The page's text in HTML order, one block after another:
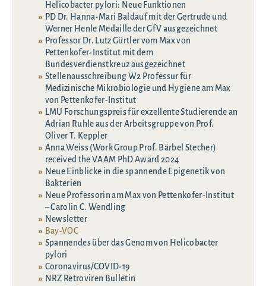
Helicobacter pylori: Neue Funktionen
PD Dr. Hanna-Mari Baldauf mit der Gertrude und
Werner Henle Medaille der GfV ausgezeichnet
Professor Dr. Lutz Gürtler vom Max von
Pettenkofer-Institut mit dem
Bundesverdienstkreuz ausgezeichnet
Stellenausschreibung W2 Professur für
Medizinische Mikrobiologie und Hygiene am Max
von Pettenkofer-Institut
LMU Forschungspreis für exzellente Studierende an
Adrian Ruhle aus der Arbeitsgruppe von Prof.
Oliver T. Keppler
Anna Weiss (Work Group Prof. Bärbel Stecher)
received the VAAM PhD Award 2024
Neue Einblicke in die spannende Epigenetik von
Bakterien
Neue Professorin am Max von Pettenkofer-Institut
– Carolin C. Wendling
Newsletter
Bay-VOC
Spannendes über das Genom von Helicobacter
pylori
Coronavirus/COVID-19
NRZ Retroviren Bulletin